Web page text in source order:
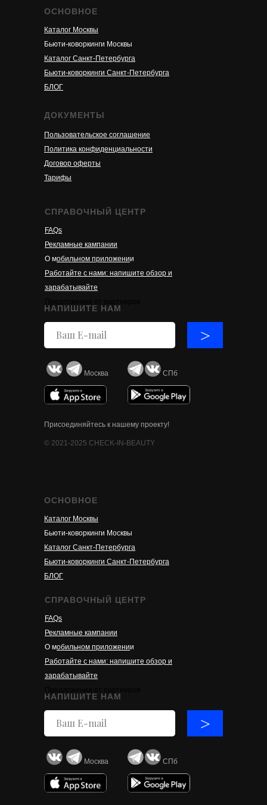
Каталог Москвы
Бьюти-коворкинги Москвы
Каталог Санкт-Петербурга
Бьюти-коворкинги Санкт-Петербурга
БЛОГ
ДОКУМЕНТЫ
Пользовательское соглашение
Политика конфиденциальности
Договор оферты
Тарифы
СПРАВОЧНЫЙ ЦЕНТР
FAQs
Рекламные кампании
О мобильном приложении
Работайте с нами: напишите обзор и
зарабатывайте
© 2021-2025 CHECK-IN-BEAUTY
>
Присоединяйтесь к нашему проекту!
НАПИШИТЕ НАМ
Москва СПб
ОСНОВНОЕ
Каталог Москвы
Бьюти-коворкинги Москвы
Каталог Санкт-Петербурга
Бьюти-коворкинги Санкт-Петербурга
БЛОГ
СПРАВОЧНЫЙ ЦЕНТР
FAQs
Рекламные кампании
О мобильном приложении
Работайте с нами: напишите обзор и
зарабатывайте
>
НАПИШИТЕ НАМ
Москва СПб
ОСНОВНОЕ